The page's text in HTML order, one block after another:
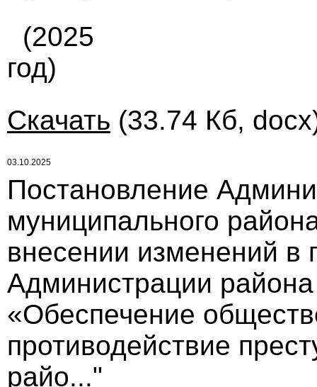
(2025
год)
Скачать (33.74 Кб,
03.10.2025
Постановление
муниципального
внесении изменений в
Администрации
«Обеспечение
противодействие
райо..."